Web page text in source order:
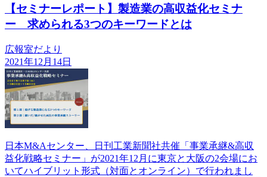
【セミナーレポート】製造業の高収益化セミナ
ー 求められる3つのキーワードとは
広報室だより
2021年12月14日
日本M&Aセンター、日刊工業新聞社共催「事業承継&高収
益化戦略セミナー」が2021年12月に東京と大阪の2会場にお
いてハイブリット形式（対面とオンライン）で行われまし